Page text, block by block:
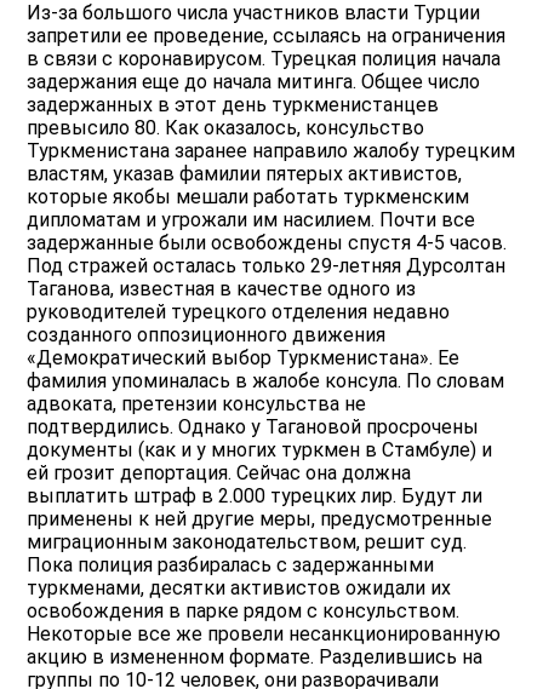
Из-за большого числа участников власти Турции
запретили ее проведение, ссылаясь на ограничения
в связи с коронавирусом. Турецкая полиция начала
задержания еще до начала митинга. Общее число
задержанных в этот день туркменистанцев
превысило 80. Как оказалось, консульство
Туркменистана заранее направило жалобу турецким
властям, указав фамилии пятерых активистов,
которые якобы мешали работать туркменским
дипломатам и угрожали им насилием. Почти все
задержанные были освобождены спустя 4-5 часов.
Под стражей осталась только 29-летняя Дурсолтан
Таганова, известная в качестве одного из
руководителей турецкого отделения недавно
созданного оппозиционного движения
«Демократический выбор Туркменистана». Ее
фамилия упоминалась в жалобе консула. По словам
адвоката, претензии консульства не
подтвердились. Однако у Тагановой просрочены
документы (как и у многих туркмен в Стамбуле) и
ей грозит депортация. Сейчас она должна
выплатить штраф в 2.000 турецких лир. Будут ли
применены к ней другие меры, предусмотренные
миграционным законодательством, решит суд.
Пока полиция разбиралась с задержанными
туркменами, десятки активистов ожидали их
освобождения в парке рядом с консульством.
Некоторые все же провели несанкционированную
акцию в измененном формате. Разделившись на
группы по 10-12 человек, они разворачивали